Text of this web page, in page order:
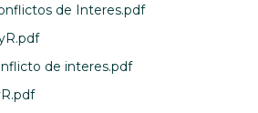
de Interes.pdf
de interes.pdf